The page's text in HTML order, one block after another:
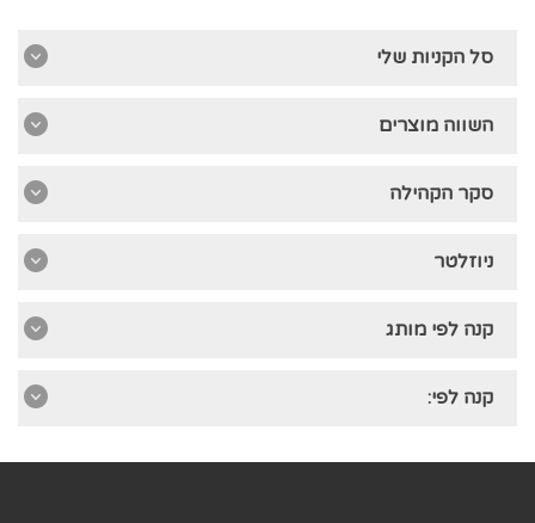
סל הקניות שלי
השווה מוצרים
סקר הקהילה
ניוזלטר
קנה לפי מותג
קנה לפי: